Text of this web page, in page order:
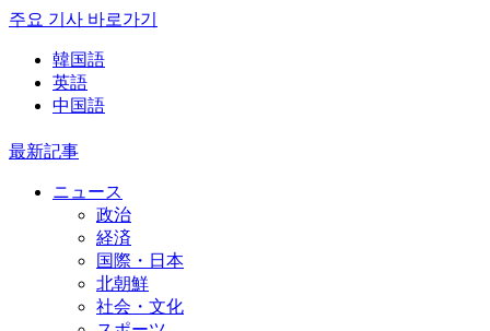
주요 기사 바로가기
韓国語
英語
中国語
最新記事
ニュース
政治
経済
国際・日本
北朝鮮
社会・文化